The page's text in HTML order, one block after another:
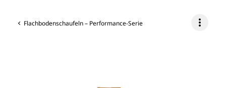
Flachbodenschaufeln – Performance-Serie more_vert